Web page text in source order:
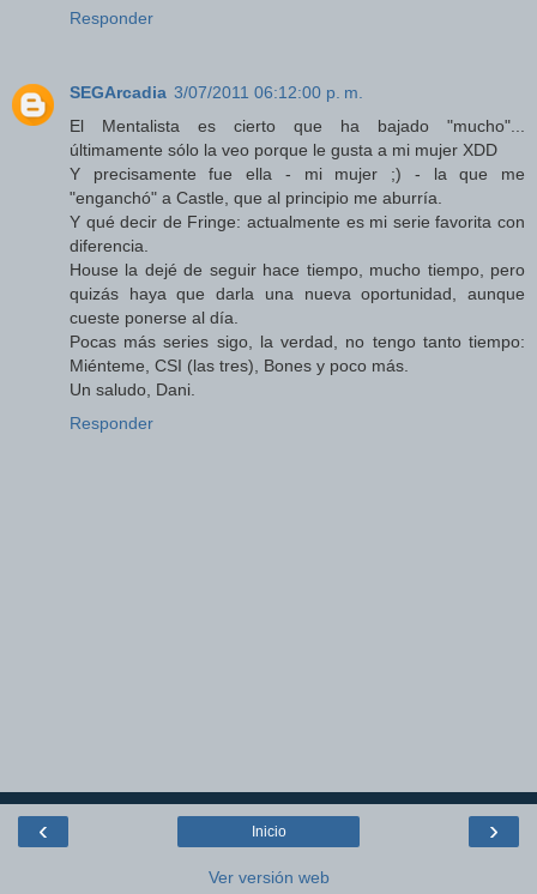
Responder
SEGArcadia 3/07/2011 06:12:00 p. m.
El Mentalista es cierto que ha bajado "mucho"...
últimamente sólo la veo porque le gusta a mi mujer XDD
Y precisamente fue ella - mi mujer ;) - la que me
"enganchó" a Castle, que al principio me aburría.
Y qué decir de Fringe: actualmente es mi serie favorita con
diferencia.
House la dejé de seguir hace tiempo, mucho tiempo, pero
quizás haya que darla una nueva oportunidad, aunque
cueste ponerse al día.
Pocas más series sigo, la verdad, no tengo tanto tiempo:
Miénteme, CSI (las tres), Bones y poco más.
Un saludo, Dani.
Responder
‹ ›
Inicio
Ver versión web